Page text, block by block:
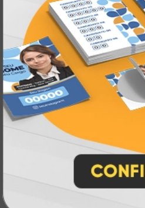
atendem às suas
Liderança e
Impressão
Prestes a completar
inovação e serviços,
a
como referência no
personalização
impressão digital
completo de produtos
site intuitivo e fácil de
rápida para todo o
projetado para
experiência de
satisfação dos nossos